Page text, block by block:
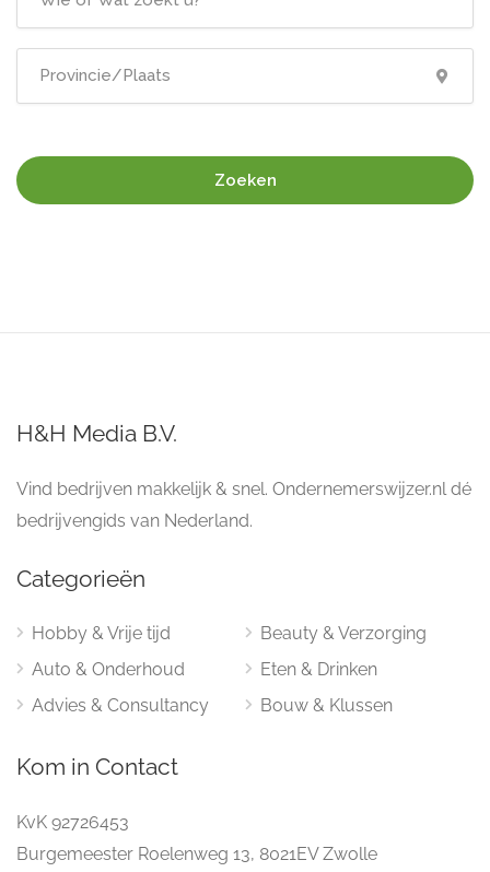
Zoeken
H&H Media B.V.
Vind bedrijven makkelijk & snel. Ondernemerswijzer.nl dé
bedrijvengids van Nederland.
Categorieën
Hobby & Vrije tijd
Auto & Onderhoud
Advies & Consultancy
Beauty & Verzorging
Eten & Drinken
Bouw & Klussen
Kom in Contact
KvK 92726453
Burgemeester Roelenweg 13, 8021EV Zwolle